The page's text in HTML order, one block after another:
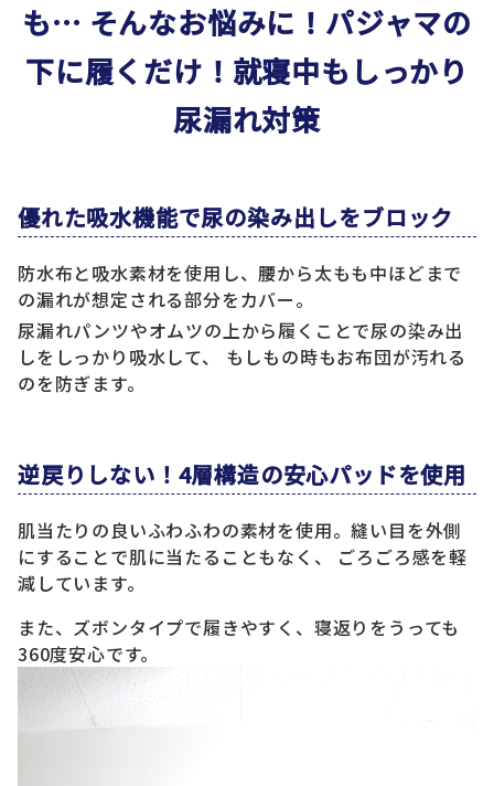
も… そんなお悩みに！パジャマの
下に履くだけ！就寝中もしっかり
尿漏れ対策
優れた吸水機能で尿の染み出しをブロック
防水布と吸水素材を使用し、腰から太もも中ほどまで
の漏れが想定される部分をカバー。
尿漏れパンツやオムツの上から履くことで尿の染み出
しをしっかり吸水して、 もしもの時もお布団が汚れる
のを防ぎます。
逆戻りしない！4層構造の安心パッドを使用
肌当たりの良いふわふわの素材を使用。縫い目を外側
にすることで肌に当たることもなく、 ごろごろ感を軽
減しています。
また、ズボンタイプで履きやすく、寝返りをうっても
360度安心です。